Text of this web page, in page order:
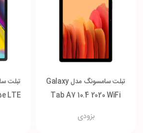
تبلت سامسونگ مدل Galaxy
Tab A7 10.4 2020 WiFi
بزودی